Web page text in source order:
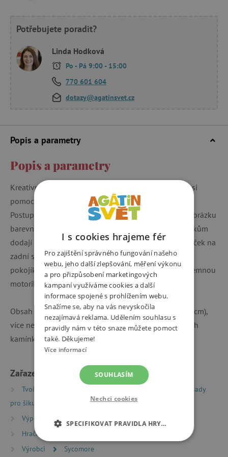
Potřebujete poradit?
Linda Hodková
Po - Pá 9:00 - 15:00
770 601 604
dotazy@agatinsvet.cz
Popis a parametry
Popis a parametry
Kreativní volnočasová aktivita pro děti od 5 let. Děti si
pomocí pěnových dílků dozdobí 3 efektní obrázky.
Postupujte podle návodu a postupně dolepujte do obrázku
barevné mozaikové tvary a poté kamínky, které obrázkům
dodají lesk. Po dokončení obrázků můžete nalepit háček na
zadní stranu a zavěsit hotové dílko na zeď v dětské
pokojíku. Zdobení mozaikou je zábava, která rozvíjí jemnou
motoriku, koncentraci a trpělivost vašeho dítěte.
Obsah balení: 3 obrázky na pevném kartonu (22 x12 cm),
více než 500 pěnových mozaikových dílků a třpytivých
kamínků, 3x průhledný závěs a brožurka s návodem.
Zařazeno v kategoriích
Tvoření
Kreativní sady
pro šikuly
Výprodej %
Hračky dle typu
Výrobci
Sycomore
I s cookies hrajeme fér
Pro zajištění správného fungování našeho
webu, jeho další zlepšování, měření výkonu
a pro přizpůsobení marketingových
kampaní využíváme cookies a další
informace spojené s prohlížením webu.
Snažíme se, aby na vás nevyskočila
nezajímavá reklama. Udělením souhlasu s
pravidly nám v této snaze můžete pomoct
také. Děkujeme!
Více informací
SOUHLASÍM
Nechci cookies
SPECIFIKOVAT PRAVIDLA HRY…
NEZBYTNĚ NUTNÉ COOKIES